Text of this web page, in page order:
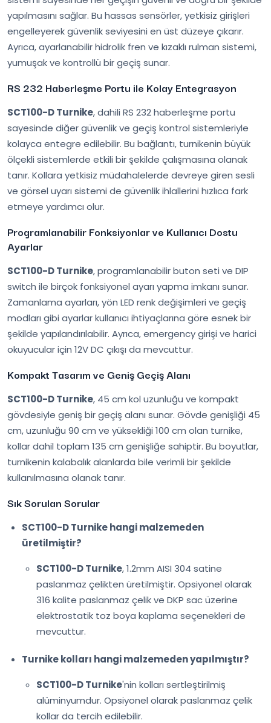
yapılmasını sağlar. Bu hassas sensörler, yetkisiz girişleri
engelleyerek güvenlik seviyesini en üst düzeye çıkarır.
Ayrıca, ayarlanabilir hidrolik fren ve kızaklı rulman sistemi,
yumuşak ve kontrollü bir geçiş sunar.
RS 232 Haberleşme Portu ile Kolay Entegrasyon
SCT100-D Turnike, dahili RS 232 haberleşme portu
sayesinde diğer güvenlik ve geçiş kontrol sistemleriyle
kolayca entegre edilebilir. Bu bağlantı, turnikenin büyük
ölçekli sistemlerde etkili bir şekilde çalışmasına olanak
tanır. Kollara yetkisiz müdahalelerde devreye giren sesli
ve görsel uyarı sistemi de güvenlik ihlallerini hızlıca fark
etmeye yardımcı olur.
Programlanabilir Fonksiyonlar ve Kullanıcı Dostu
Ayarlar
SCT100-D Turnike, programlanabilir buton seti ve DIP
switch ile birçok fonksiyonel ayarı yapma imkanı sunar.
Zamanlama ayarları, yön LED renk değişimleri ve geçiş
modları gibi ayarlar kullanıcı ihtiyaçlarına göre esnek bir
şekilde yapılandırılabilir. Ayrıca, emergency girişi ve harici
okuyucular için 12V DC çıkışı da mevcuttur.
Kompakt Tasarım ve Geniş Geçiş Alanı
SCT100-D Turnike, 45 cm kol uzunluğu ve kompakt
gövdesiyle geniş bir geçiş alanı sunar. Gövde genişliği 45
cm, uzunluğu 90 cm ve yüksekliği 100 cm olan turnike,
kollar dahil toplam 135 cm genişliğe sahiptir. Bu boyutlar,
turnikenin kalabalık alanlarda bile verimli bir şekilde
kullanılmasına olanak tanır.
Sık Sorulan Sorular
SCT100-D Turnike hangi malzemeden
üretilmiştir?
SCT100-D Turnike, 1.2mm AISI 304 satine
paslanmaz çelikten üretilmiştir. Opsiyonel olarak
316 kalite paslanmaz çelik ve DKP sac üzerine
elektrostatik toz boya kaplama seçenekleri de
mevcuttur.
Turnike kolları hangi malzemeden yapılmıştır?
SCT100-D Turnike'nin kolları sertleştirilmiş
alüminyumdur. Opsiyonel olarak paslanmaz çelik
kollar da tercih edilebilir.